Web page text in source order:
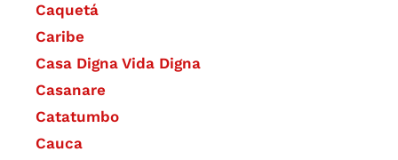
Caquetá
Caribe
Casa Digna Vida Digna
Casanare
Catatumbo
Cauca